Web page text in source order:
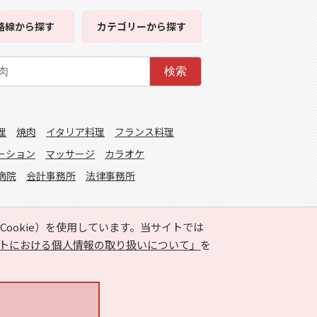
）を使用しています。当サイトでは
における個人情報の取り扱いについて」 を
線から探す カテゴリーから探す
検索
焼肉 イタリア料理
フランス料理
ション マッサージ
カラオケ
院 会計事務所 法律事務所